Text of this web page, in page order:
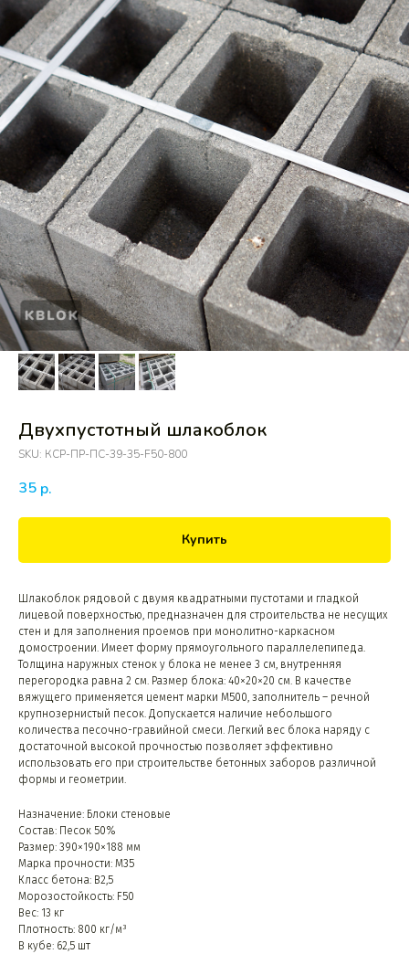
Двухпустотный шлакоблок
SKU: КСР-ПР-ПС-39-35-F50-800
35 р.
Купить
Шлакоблок рядовой с двумя квадратными пустотами и гладкой
лицевой поверхностью, предназначен для строительства не несущих
стен и для заполнения проемов при монолитно-каркасном
домостроении. Имеет форму прямоугольного параллелепипеда.
Толщина наружных стенок у блока не менее 3 см, внутренняя
перегородка равна 2 см. Размер блока: 40×20×20 см. В качестве
вяжущего применяется цемент марки М500, заполнитель – речной
крупнозернистый песок. Допускается наличие небольшого
количества песочно-гравийной смеси. Легкий вес блока наряду с
достаточной высокой прочностью позволяет эффективно
использовать его при строительстве бетонных заборов различной
формы и геометрии.
Назначение: Блоки стеновые
Состав: Песок 50%
Размер: 390×190×188 мм
Марка прочности: М35
Класс бетона: B2,5
Морозостойкость: F50
Вес: 13 кг
Плотность: 800 кг/м³
В кубе: 62,5 шт